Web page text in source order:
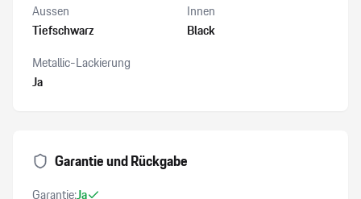
Aussen
Tiefschwarz
Innen
Black
Metallic-Lackierung
Ja
Garantie und Rückgabe
Garantie:Ja